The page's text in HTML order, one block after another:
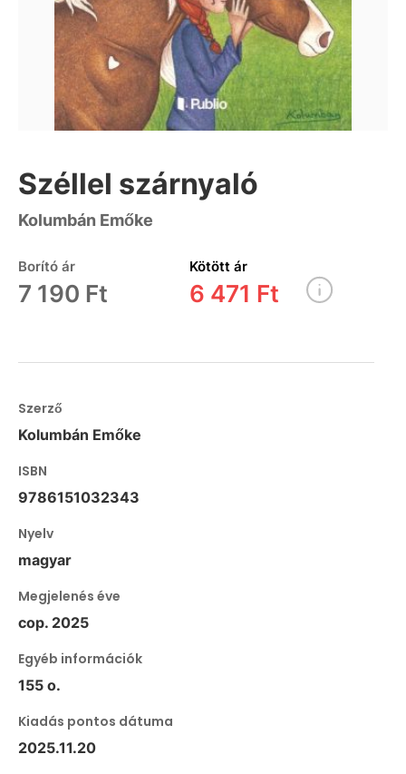
Széllel szárnyaló
Kolumbán Emőke
Borító ár
7 190 Ft
Kötött ár
6 471 Ft
Szerző
Kolumbán Emőke
ISBN
9786151032343
Nyelv
magyar
Megjelenés éve
cop. 2025
Egyéb információk
155 o.
Kiadás pontos dátuma
2025.11.20